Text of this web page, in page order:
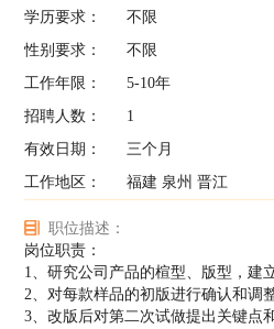
学历要求：
不限
性别要求：
不限
工作年限：
5-10年
招聘人数：
1
有效日期：
三个月
工作地区：
福建 泉州 晋江
职位描述：
岗位职责：
1、研究公司产品的楦型、版型，建
2、对每款样品的初版进行确认和调
3、改版后对第二次试做提出关键点